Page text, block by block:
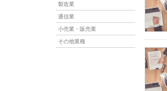
製造業
通信業
小売業・販売業
その他業種